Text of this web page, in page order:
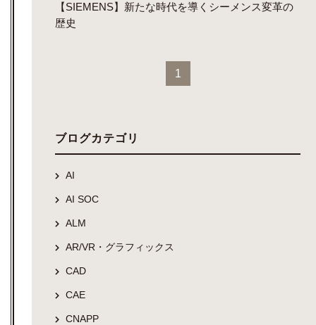
【SIEMENS】新たな時代を導くシーメンス変革の
歴史
1
ブログカテゴリ
AI
AI SOC
ALM
AR/VR・グラフィックス
CAD
CAE
CNAPP